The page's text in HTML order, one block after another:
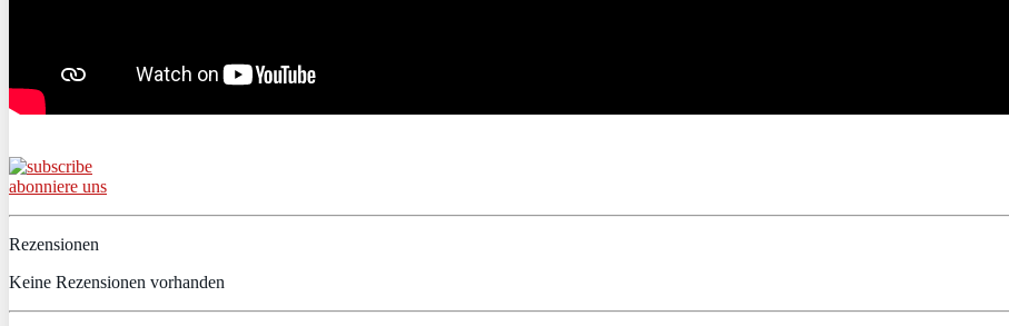
abonniere uns
Rezensionen
Keine Rezensionen vorhanden